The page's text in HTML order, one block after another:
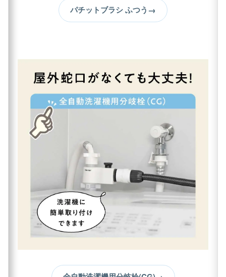
パチットブラシ ふつう →